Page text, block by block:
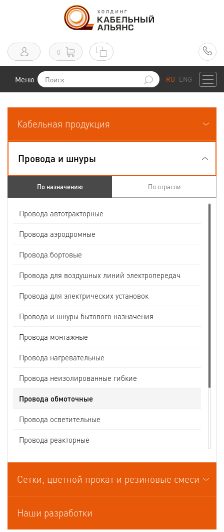
0
Меню RU ENG
Кабельная продукция
Провода и шнуры
По назначению По отрасли
Провода автотракторные
Провода аэродромные
Провода бортовые
Провода для воздушных линий электропередач
Провода для электрических установок
Провода и шнуры бытового назначения
Провода монтажные
Провода нагревательные
Провода неизолированные гибкие
Провода обмоточные
Провода осветительные
Провода реакторные
Провода связи
Провода спец.назначения
Шнуры шахтные
Сетки, цветной прокат и резиновые смеси
Наши разработки